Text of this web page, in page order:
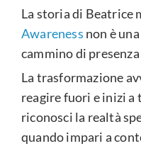
La storia di Beatrice
Awareness non è
cammino di
La trasformazione
reagire fuori e inizi
riconosci la realtà
quando impari a